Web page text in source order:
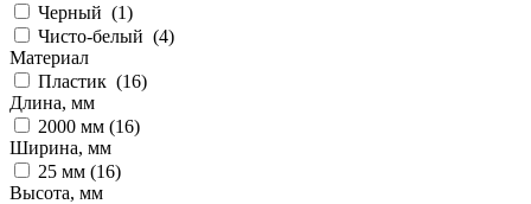
Черный (1)
Чисто-белый (4)
Материал
Пластик (16)
Длина, мм
2000 мм (16)
Ширина, мм
25 мм (16)
Высота, мм